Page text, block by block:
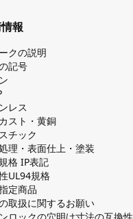
報
クの説明
記号
レス
スト・⻩銅
チック
理・表面仕上・塗装
格 IP表記
UL94規格
定商品
取扱に関するお願い